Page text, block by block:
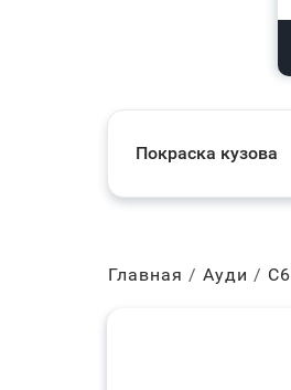
Покраска кузова
Главная Ауди С6